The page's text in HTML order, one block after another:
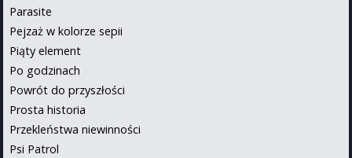
Parasite
Pejzaż w kolorze sepii
Piąty element
Po godzinach
Powrót do przyszłości
Prosta historia
Przekleństwa niewinności
Psi Patrol